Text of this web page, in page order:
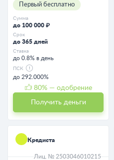
Первый бесплатно
Сумма
до 100 000 ₽
Срок
до 365 дней
Ставка
до 0.8% в день
ПСК
до 292.000%
80% — одобрение
Получить деньги
Кредиста
Лиц. № 2503046010215